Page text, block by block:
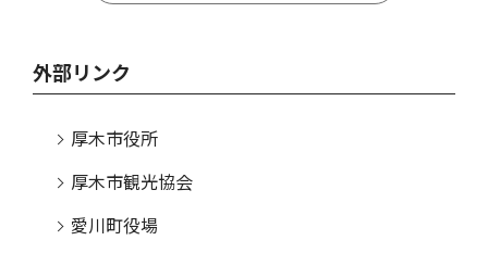
外部リンク
厚木市役所
厚木市観光協会
愛川町役場